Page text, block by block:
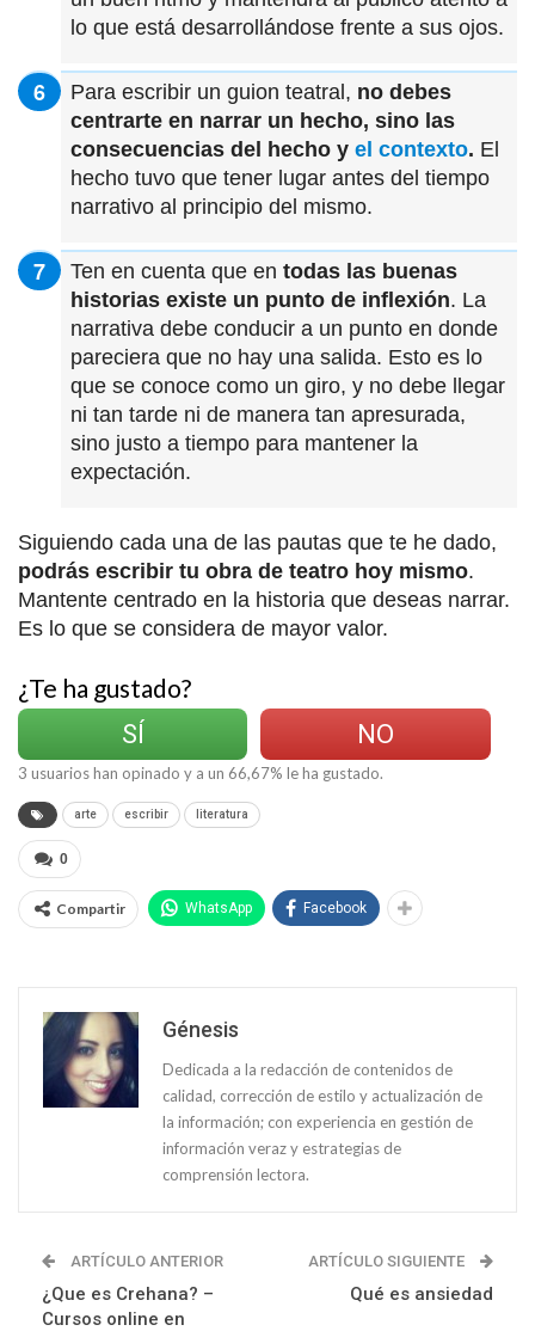
lo que está desarrollándose frente a sus ojos.
Para escribir un guion teatral, no debes
centrarte en narrar un hecho, sino las
consecuencias del hecho y el contexto. El
hecho tuvo que tener lugar antes del tiempo
narrativo al principio del mismo.
Ten en cuenta que en todas las buenas
historias existe un punto de inflexión. La
narrativa debe conducir a un punto en donde
pareciera que no hay una salida. Esto es lo
que se conoce como un giro, y no debe llegar
ni tan tarde ni de manera tan apresurada,
sino justo a tiempo para mantener la
expectación.
Siguiendo cada una de las pautas que te he dado,
podrás escribir tu obra de teatro hoy mismo.
Mantente centrado en la historia que deseas narrar.
Es lo que se considera de mayor valor.
¿Te ha gustado?
SÍ
NO
3 usuarios han opinado y a un 66,67% le ha gustado.
arte escribir literatura
0
Compartir WhatsApp Facebook
Génesis
Dedicada a la redacción de contenidos de
calidad, corrección de estilo y actualización de
la información; con experiencia en gestión de
información veraz y estrategias de
comprensión lectora.
ARTÍCULO ANTERIOR
¿Que es Crehana? –
Cursos online en
ARTÍCULO SIGUIENTE
Qué es ansiedad